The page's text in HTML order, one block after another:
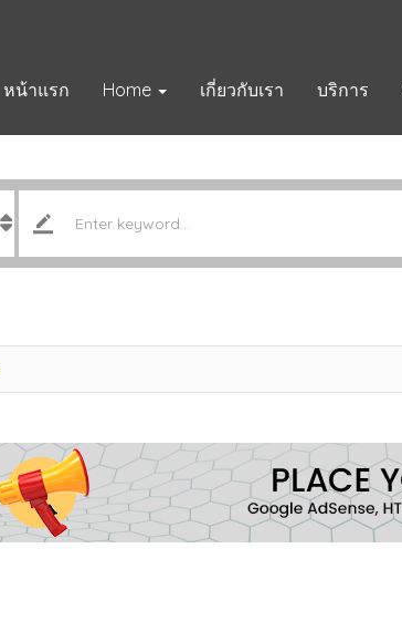
หน้าแรก Home เกี่ยวกับเรา บริการ